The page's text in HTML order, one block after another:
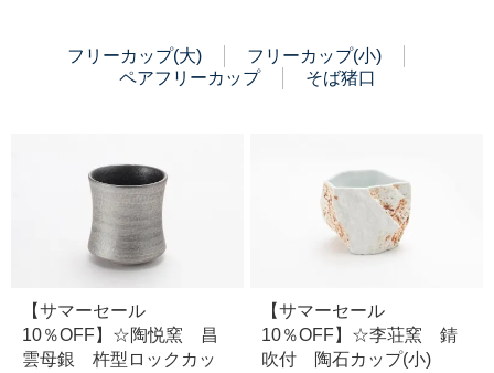
フリーカップ(大)
フリーカップ(小)
ペアフリーカップ
そば猪口
【サマーセール
10％OFF】☆陶悦窯 昌
雲母銀 杵型ロックカッ
【サマーセール
10％OFF】☆李荘窯 錆
吹付 陶石カップ(小)